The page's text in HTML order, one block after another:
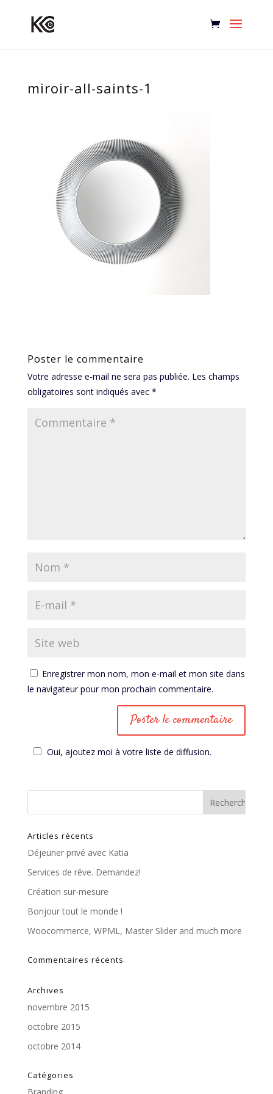
miroir-all-saints-1
Poster le commentaire
Votre adresse e-mail ne sera pas publiée. Les champs
obligatoires sont indiqués avec *
Enregistrer mon nom, mon e-mail et mon site dans
le navigateur pour mon prochain commentaire.
Oui, ajoutez moi à votre liste de diffusion.
Articles récents
Déjeuner privé avec Katia
Services de rêve. Demandez!
Création sur-mesure
Bonjour tout le monde !
Woocommerce, WPML, Master Slider and much more
Commentaires récents
Archives
novembre 2015
octobre 2015
octobre 2014
Catégories